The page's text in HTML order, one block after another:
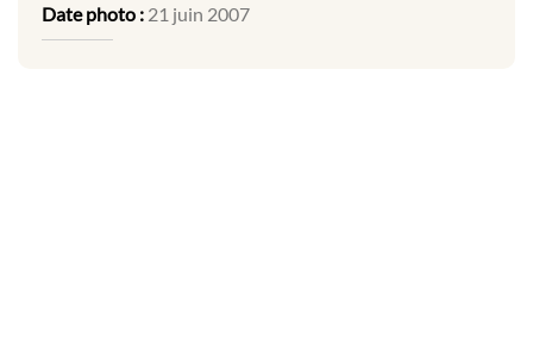
Date photo : 21 juin 2007